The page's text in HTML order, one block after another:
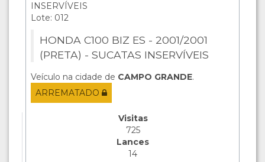
INSERVÍVEIS
Lote: 012
HONDA C100 BIZ ES - 2001/2001
(PRETA) - SUCATAS INSERVÍVEIS
Veículo na cidade de CAMPO GRANDE.
ARREMATADO
Visitas
725
Lances
14